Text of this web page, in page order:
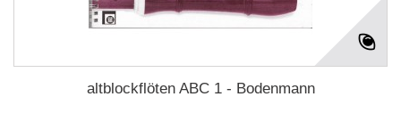
altblockflöten ABC 1 - Bodenmann